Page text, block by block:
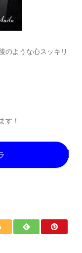
のような心スッキリ
す！